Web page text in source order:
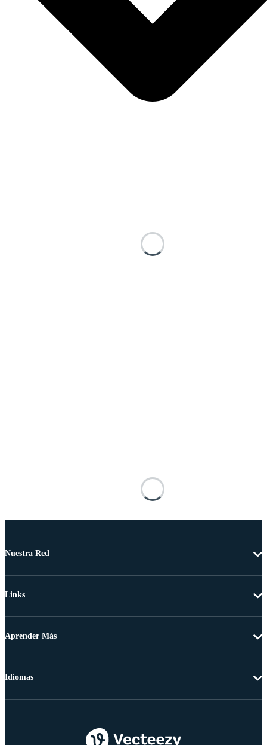
Nuestra Red
Links
Aprender Más
Idiomas